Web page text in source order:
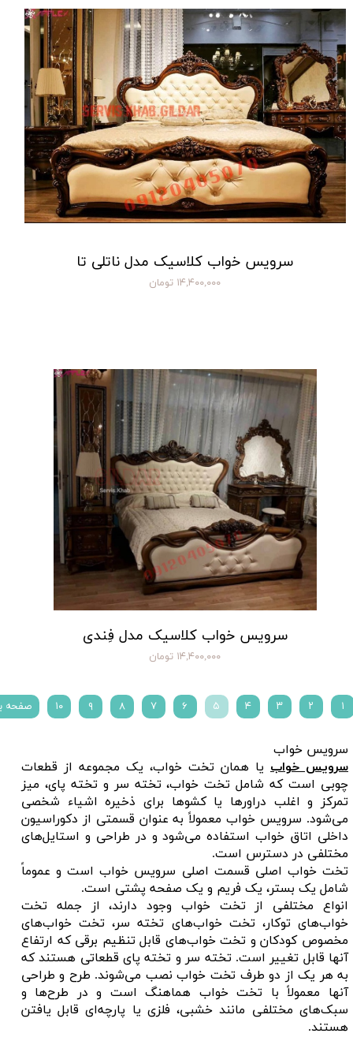
سرویس خواب کلاسیک مدل ناتلی تا
۱۴,۴۰۰,۰۰۰ تومان
سرویس خواب کلاسیک مدل فِندی
۱۴,۴۰۰,۰۰۰ تومان
۱ ۲ ۳ ۴ ۵ ۶ ۷ ۸ ۹ ۱۰ صفحه
سرویس خواب
سرویس خواب یا همان تخت خواب، یک مجموعه از قطعات
چوبی است که شامل تخت خواب، تخته سر و تخته پای، میز
تمرکز و اغلب دراورها یا کشوها برای ذخیره اشیاء شخصی
می‌شود. سرویس خواب معمولاً به عنوان قسمتی از دکوراسیون
داخلی اتاق خواب استفاده می‌شود و در طراحی و استایل‌های
مختلفی در دسترس است.
تخت خواب اصلی قسمت اصلی سرویس خواب است و عموماً
شامل یک بستر، یک فریم و یک صفحه پشتی است.
انواع مختلفی از تخت خواب وجود دارند، از جمله تخت
خواب‌های توکار، تخت خواب‌های تخته سر، تخت خواب‌های
مخصوص کودکان و تخت خواب‌های قابل تنظیم برقی که ارتفاع
آنها قابل تغییر است. تخته سر و تخته پای قطعاتی هستند که
به هر یک از دو طرف تخت خواب نصب می‌شوند. طرح و طراحی
آنها معمولاً با تخت خواب هماهنگ است و در طرح‌ها و
سبک‌های مختلفی مانند خشبی، فلزی یا پارچه‌ای قابل یافتن
هستند.